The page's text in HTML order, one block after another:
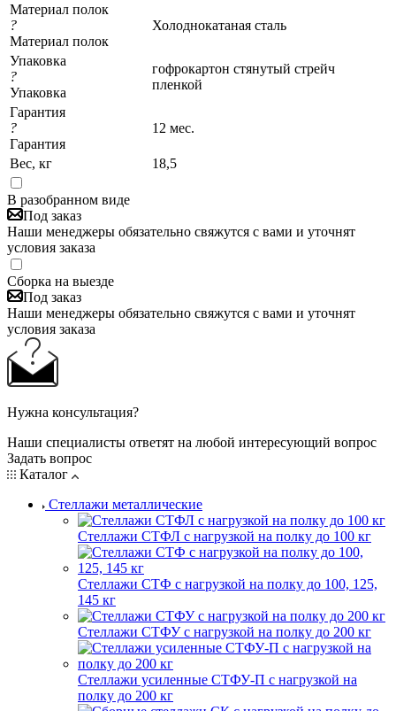
Материал полок
?
Материал полок
Холоднокатаная сталь
Упаковка
?
Упаковка
гофрокартон стянутый стрейч
пленкой
Гарантия
?
Гарантия
12 мес.
Вес, кг 18,5
В разобранном виде
Под заказ
Наши менеджеры обязательно свяжутся с вами и уточнят
условия заказа
Сборка на выезде
Под заказ
Наши менеджеры обязательно свяжутся с вами и уточнят
условия заказа
Нужна консультация?
Наши специалисты ответят на любой интересующий вопрос
Задать вопрос
Каталог
Стеллажи металлические
Стеллажи СТФЛ с нагрузкой на полку до 100 кг
Стеллажи СТФ с нагрузкой на полку до 100, 125,
145 кг
Стеллажи СТФУ с нагрузкой на полку до 200 кг
Стеллажи усиленные СТФУ-П с нагрузкой на
полку до 200 кг